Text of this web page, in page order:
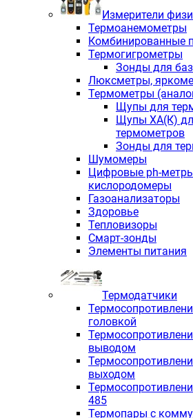
Измерители
Термоанемометры
Комбинированные
Термогигрометры
Зонды для
Люксметры,
Термометры
Щупы для
Щупы ХА(К)
термометров
Зонды для
Шумомеры
Цифровые ph-
кислородомеры
Газоанализаторы
Здоровье
Тепловизоры
Смарт-зонды
Элементы питания
Термодатчики
головкой
выводом
выходом
485
Термопары с